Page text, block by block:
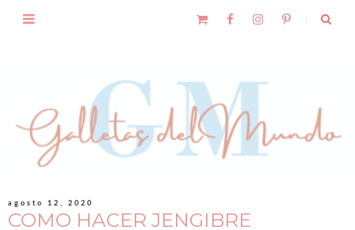
agosto 12, 2020
COMO HACER JENGIBRE